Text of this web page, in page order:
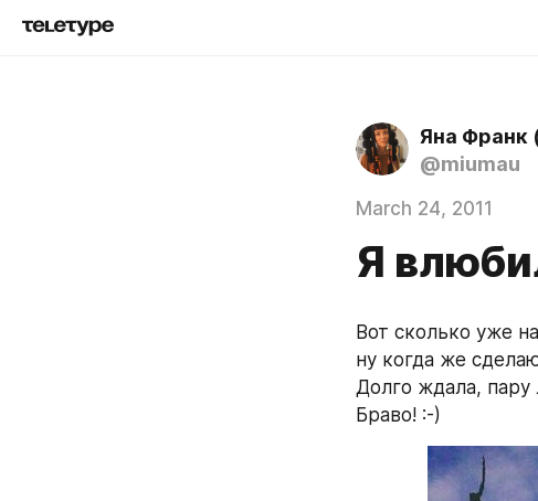
Яна Франк
@miumau
March 24, 2011
Я
Вот сколько уже
ну когда же
Долго ждала, пару
Браво! :-)